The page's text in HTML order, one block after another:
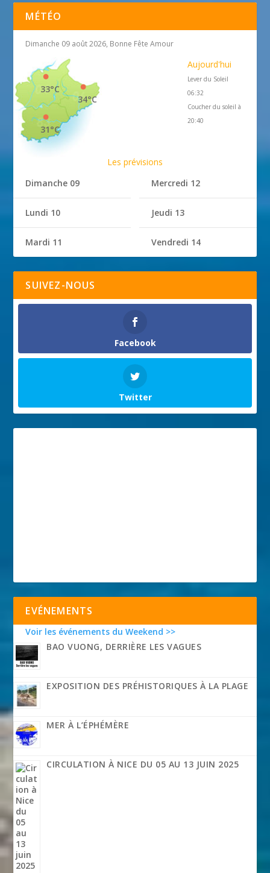
MÉTÉO
Dimanche 09 août 2026, Bonne Fête Amour
34°C
33°C
31°C
Aujourd'hui
Lever du Soleil
06:32
Coucher du soleil à
20:40
Les prévisions
Dimanche 09
Lundi 10
Mardi 11
Mercredi 12
Jeudi 13
Vendredi 14
SUIVEZ-NOUS
Facebook
Twitter
EVÉNEMENTS
Voir les événements du Weekend >>
BAO VUONG, DERRIÈRE LES VAGUES
EXPOSITION DES PRÉHISTORIQUES À LA PLAGE
MER À L’ÉPHÉMÈRE
CIRCULATION À NICE DU 05 AU 13 JUIN 2025